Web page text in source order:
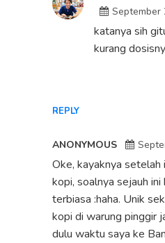
REPLY
September
katanya sih
kurang
ANONYMOUS
Oke, kayaknya setelah
kopi, soalnya sejauh
terbiasa :haha. Unik
kopi di warung pinggir
dulu waktu saya ke